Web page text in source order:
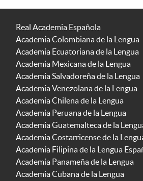
Real Academia Española
Academia Colombiana de la Lengua
Academia Ecuatoriana de la Lengua
Academia Mexicana de la Lengua
Academia Salvadoreña de la Lengua
Academia Venezolana de la Lengua
Academia Chilena de la Lengua
Academia Peruana de la Lengua
Academia Guatemalteca de la
Academia Costarricense de la
Academia Filipina de la Lengua
Academia Panameña de la Lengua
Academia Cubana de la Lengua